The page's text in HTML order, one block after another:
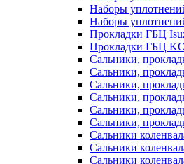
Наборы
Наборы
Прокладки ГБЦ
Прокладки ГБЦ
Сальники,
Сальники,
Сальники,
Сальники,
Сальники,
Сальники,
Сальники
Сальники
Сальники